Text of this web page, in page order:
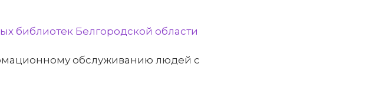
библиотек Белгородской области
обслуживанию людей с